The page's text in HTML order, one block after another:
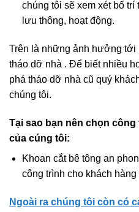
chúng tôi sẽ xem xét bố
lưu thông, hoạt động.
Trên là những ảnh hưởng
tháo dỡ nhà . Để biết nhiều
phá tháo dỡ nhà cũ quý
chúng tôi.
Tại sao bạn nên chọn
của cúng tôi:
Khoan cắt bê tông an
công trình cho khách
Ngoài ra chúng tôi còn có